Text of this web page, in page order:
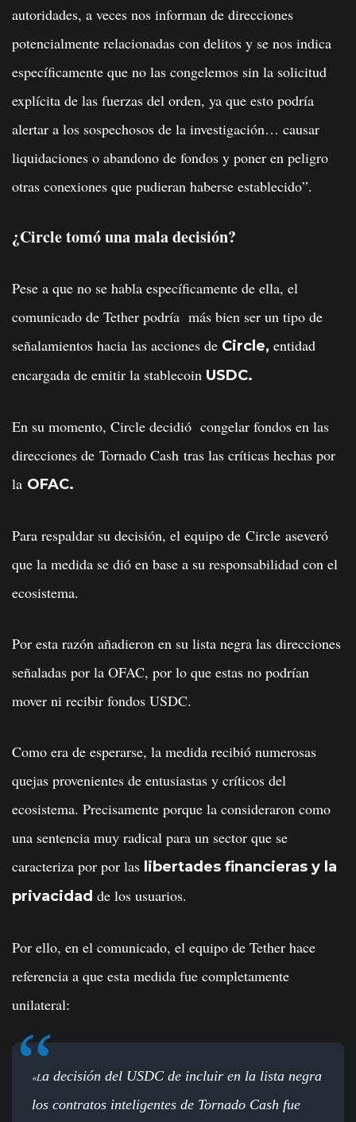
autoridades, a veces nos informan de direcciones
potencialmente relacionadas con delitos y se nos indica
específicamente que no las congelemos sin la solicitud
explícita de las fuerzas del orden, ya que esto podría
alertar a los sospechosos de la investigación… causar
liquidaciones o abandono de fondos y poner en peligro
otras conexiones que pudieran haberse establecido”.
¿Circle tomó una mala decisión?
Pese a que no se habla específicamente de ella, el
comunicado de Tether podría más bien ser un tipo de
señalamientos hacia las acciones de Circle, entidad
encargada de emitir la stablecoin USDC.
En su momento, Circle decidió congelar fondos en las
direcciones de Tornado Cash tras las críticas hechas por
la OFAC.
Para respaldar su decisión, el equipo de Circle aseveró
que la medida se dió en base a su responsabilidad con el
ecosistema.
Por esta razón añadieron en su lista negra las direcciones
señaladas por la OFAC, por lo que estas no podrían
mover ni recibir fondos USDC.
Como era de esperarse, la medida recibió numerosas
quejas provenientes de entusiastas y críticos del
ecosistema. Precisamente porque la consideraron como
una sentencia muy radical para un sector que se
caracteriza por por las libertades financieras y la
privacidad de los usuarios.
Por ello, en el comunicado, el equipo de Tether hace
referencia a que esta medida fue completamente
unilateral:
«La decisión del USDC de incluir en la lista negra
los contratos inteligentes de Tornado Cash fue